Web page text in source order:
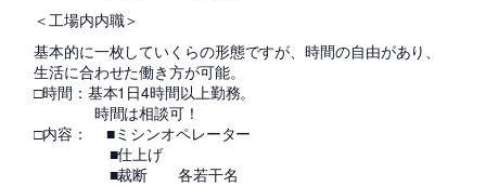
＜工場内内職＞
基本的に一枚していくらの形態ですが、時間の自由があり、
生活に合わせた働き方が可能。
□時間：基本1日4時間以上勤務。
時間は相談可！
□内容： ■ミシンオペレーター
■仕上げ
■裁断 各若干名